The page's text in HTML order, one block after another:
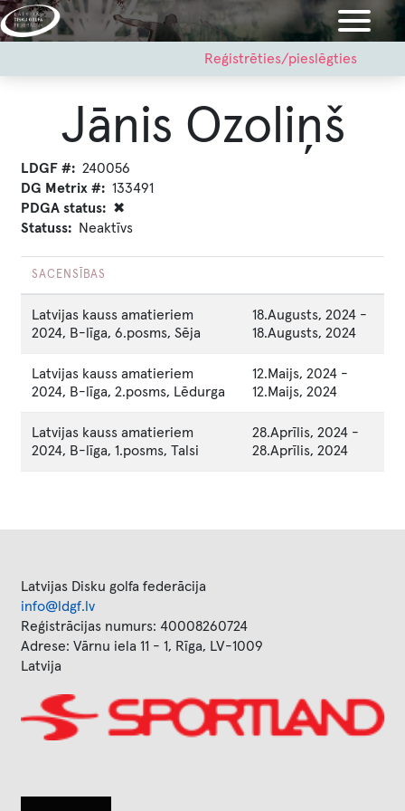
Pārlekt
uz
menu
Reģistrēties/pieslēgties
Jānis Ozoliņš
LDGF #
240056
DG Metrix #
133491
PDGA status
✖
Statuss
Neaktīvs
SACENSĪBAS
Latvijas kauss amatieriem
2024, B-līga, 6.posms, Sēja
18.Augusts, 2024 -
18.Augusts, 2024
Latvijas kauss amatieriem
2024, B-līga, 2.posms, Lēdurga
12.Maijs, 2024 -
12.Maijs, 2024
Latvijas kauss amatieriem
2024, B-līga, 1.posms, Talsi
28.Aprīlis, 2024 -
28.Aprīlis, 2024
Latvijas Disku golfa federācija
info@ldgf.lv
Reģistrācijas numurs: 40008260724
Adrese: Vārnu iela 11 - 1, Rīga, LV-1009
Latvija
Image